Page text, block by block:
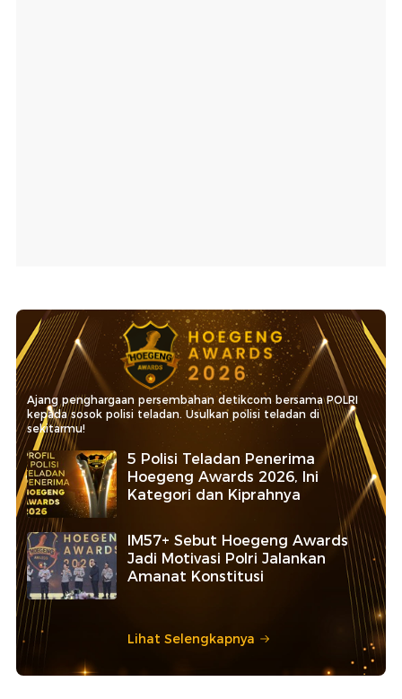
Ajang penghargaan persembahan detikcom bersama POLRI
kepada sosok polisi teladan. Usulkan polisi teladan di
sekitarmu!
5 Polisi Teladan Penerima
Hoegeng Awards 2026, Ini
Kategori dan Kiprahnya
IM57+ Sebut Hoegeng Awards
Jadi Motivasi Polri Jalankan
Amanat Konstitusi
Lihat Selengkapnya